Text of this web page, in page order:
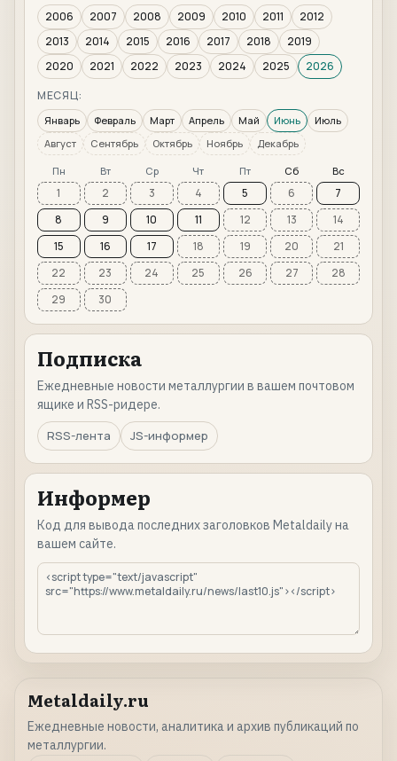
2006
2007 2008 2009 2010 2011
2012
2013
2014 2015 2016 2017 2018
2019
2020
2021 2022 2023 2024 2025
2026
МЕСЯЦ:
Январь Февраль Март Апрель Май Июнь
Июль
Август
Сентябрь Октябрь Ноябрь Декабрь
Пн Вт Ср Чт Пт Сб Вс
1 2 3 4 5 6
7
8
9 10 11 12 13
14
15
16 17 18 19 20
21
22
23 24 25 26 27
28
29
30
Подписка
Ежедневные новости металлургии в вашем почтовом
ящике и RSS-ридере.
RSS-лента
JS-информер
Информер
Код для вывода последних заголовков Metaldaily на
вашем сайте.
Metaldaily.ru
Ежедневные новости, аналитика и архив публикаций по
металлургии.